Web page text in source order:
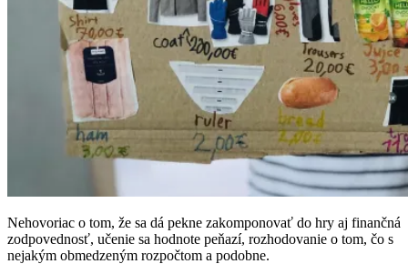
Nehovoriac o tom, že sa dá pekne zakomponovať do hry aj finančná
zodpovednosť, učenie sa hodnote peňazí, rozhodovanie o tom, čo s
nejakým obmedzeným rozpočtom a podobne.